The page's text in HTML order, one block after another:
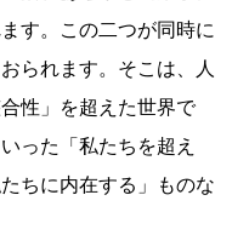
す。この二つが同時に
られます。そこは、人
性」を超えた世界で
った「私たちを超え
ちに内在する」ものな